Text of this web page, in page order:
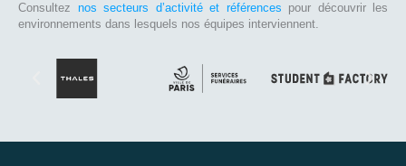
Consultez nos secteurs d’activité et références pour découvrir les
environnements dans lesquels nos équipes interviennent.